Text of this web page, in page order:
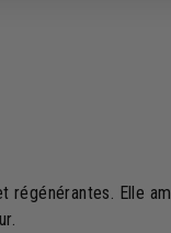
régénérantes. Elle